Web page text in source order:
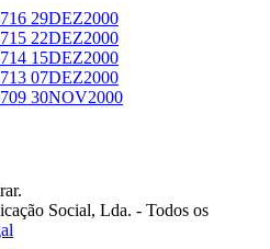
29DEZ2000
22DEZ2000
15DEZ2000
07DEZ2000
30NOV2000
Social, Lda. - Todos os